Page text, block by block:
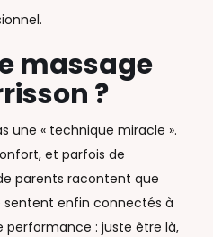
massage
?
une « technique miracle ».
et parfois de
parents racontent que
sentent enfin connectés à
performance : juste être là,